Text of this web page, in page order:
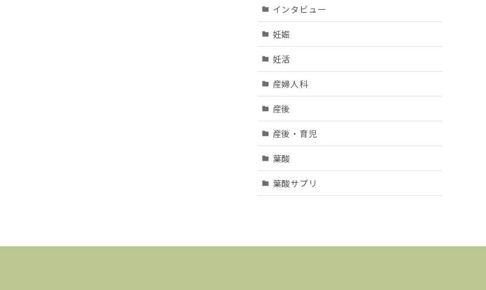
インタビュー
妊娠
妊活
産婦人科
産後
産後・育児
葉酸
葉酸サプリ